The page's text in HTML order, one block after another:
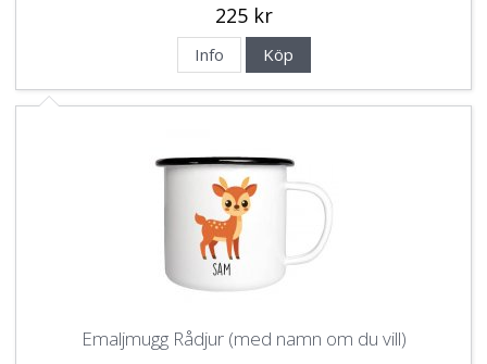
225 kr
Info Köp
Emaljmugg Rådjur (med namn om du vill)